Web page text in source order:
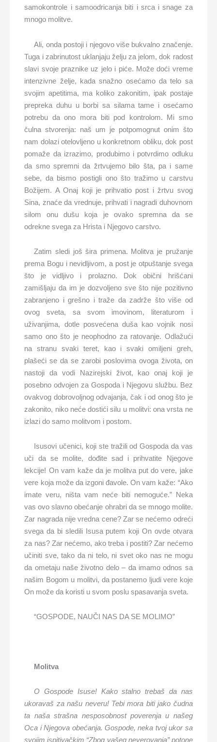
samokontrole i samoodricanja biti i srca i snage za
mnogo molitve.
Ali, onda postoji i njegovo više bukvalno značenje.
Tuga i zabrinutost uklanjaju želju za jelom, dok radost
slavi svoje praznike uz jelo i piće. Može doći vreme
intenzivne želje, kada snažno osećamo da telo sa
svojim apetitima, ma koliko zakonitim, ipak postaje
prepreka duhu u borbi sa silama tame i osećamo
potrebu da ono mora biti pod kontrolom. Mi smo
čulna stvorenja: naš um je potpomognut onim što
nam dolazi otelovljeno u konkretnom obliku, dok post
pomaže da izrazimo, produbimo i potvrdimo odluku
da smo spremni da žrtvujemo bilo šta, pa i same
sebe, da bismo postigli ono što tražimo u carstvu
Božijem. A Onaj koji je prihvatio post i žrtvu svog
Sina, znaće da vrednuje, prihvati i nagradi duhovnom
silom onu dušu koja je ovako spremna da se
odrekne svega za Hrista i Njegovo carstvo.
Zatim sledi još šira primena. Molitva je pružanje
prema Bogu i nevidljivom, a post je otpuštanje svega
što je vidljivo i prolazno. Dok obični hrišćani
zamišljaju da im je dozvoljeno sve što nije pozitivno
zabranjeno i grešno i traže da zadrže što više od
ovog sveta, sa svom imovinom, literaturom i
uživanjima, dotle posvećena duša kao vojnik nosi
samo ono što je neophodno za ratovanje. Odlažući
na stranu svaki teret, kao i svaki omiljeni greh,
plašeći se da se zarobi poslovima ovoga života, on
nastoji da vodi Nazirejski život, kao onaj koji je
posebno odvojen za Gospoda i Njegovu službu. Bez
ovakvog dobrovoljnog odvajanja, čak i od onog što je
zakonito, niko neće dostići silu u molitvi: ona vrsta ne
izlazi do samo molitvom i postom.
Isusovi učenici, koji ste tražili od Gospoda da vas
uči da se molite, dođite sad i prihvatite Njegove
lekcije! On vam kaže da je molitva put do vere, jake
vere koja može da izgoni đavole. On vam kaže: “Ako
imate veru, ništa vam neće biti nemoguće.” Neka
vas ovo slavno obećanje ohrabri da se mnogo molite.
Zar nagrada nije vredna cene? Zar se nećemo odreći
svega da bi sledili Isusa putem koji On ovde otvara
za nas? Zar nećemo, ako treba i postiti? Zar nećemo
učiniti sve, tako da ni telo, ni svet oko nas ne mogu
da ometaju naše životno delo – da imamo odnos sa
našim Bogom u molitvi, da postanemo ljudi vere koje
On može da koristi u svom poslu spasavanja sveta.
“GOSPODE, NAUČI NAS DA SE MOLIMO”
Molitva
O Gospode Isuse! Kako stalno trebaš da nas
ukoravaš za našu neveru! Tebi mora biti jako čudna
ta naša strašna nesposobnost poverenja u našeg
Oca i Njegova obećanja. Gospode, neka tvoj ukor sa
svojim ispitivačkim “Zbog vašeg neverovanja” potone